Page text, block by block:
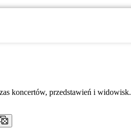
koncertów, przedstawień i widowisk.